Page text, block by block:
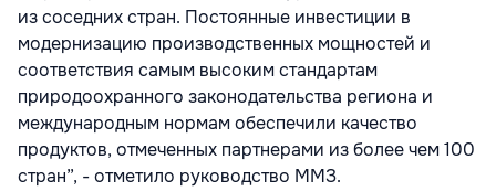
из соседних стран. Постоянные инвестиции в
модернизацию производственных мощностей и
соответствия самым высоким стандартам
природоохранного законодательства региона и
международным нормам обеспечили качество
продуктов, отмеченных партнерами из более чем 100
стран”, - отметило руководство ММЗ.